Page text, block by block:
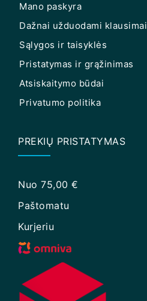
Mano paskyra
Dažnai užduodami klausimai
Sąlygos ir taisyklės
Pristatymas ir grąžinimas
Atsiskaitymo būdai
Privatumo politika
PREKIŲ PRISTATYMAS
Nuo 75,00 €
Paštomatu
Kurjeriu